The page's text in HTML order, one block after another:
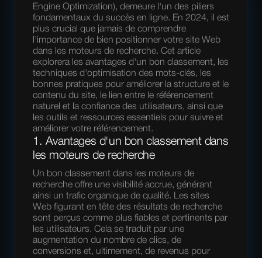
Engine Optimization), demeure l'un des piliers
fondamentaux du succès en ligne. En 2024, il est
plus crucial que jamais de comprendre
l'importance de bien positionner votre site Web
dans les moteurs de recherche. Cet article
explorera les avantages d'un bon classement, les
techniques d'optimisation des mots-clés, les
bonnes pratiques pour améliorer la structure et le
contenu du site, le lien entre le référencement
naturel et la confiance des utilisateurs, ainsi que
les outils et ressources essentiels pour suivre et
améliorer votre référencement.
1. Avantages d'un bon classement dans
les moteurs de recherche
Un bon classement dans les moteurs de
recherche offre une visibilité accrue, générant
ainsi un trafic organique de qualité. Les sites
Web figurant en tête des résultats de recherche
sont perçus comme plus fiables et pertinents par
les utilisateurs. Cela se traduit par une
augmentation du nombre de clics, de
conversions et, ultimement, de revenus pour